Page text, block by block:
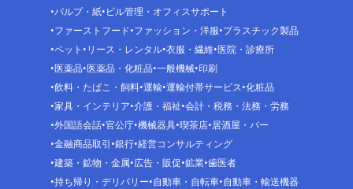
パルプ・紙 ビル管理・オフィスサポート
ファーストフード ファッション・洋服 プラスチック製品
ペット リース・レンタル 衣服・繊維 医院・診療所
医薬品 医薬品・化粧品 一般機械 印刷
飲料・たばこ・飼料 運輸 運輸付帯サービス 化粧品
家具・インテリア 介護・福祉 会計・税務・法務・労務
外国語会話 官公庁 機械器具 喫茶店 居酒屋・バー
金融商品取引 銀行 経営コンサルティング
建築・鉱物・金属 広告・販促 鉱業 歯医者
持ち帰り・デリバリー 自動車・自転車 自動車・輸送機器